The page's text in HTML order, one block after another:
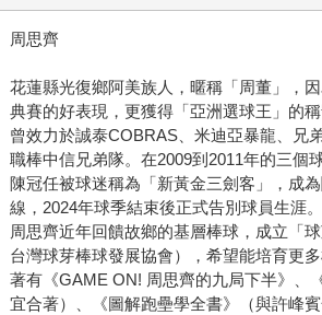
周思齊
花蓮縣光復鄉阿美族人，暱稱「周董」，
典賽的好表現，更獲得「亞洲選球王」的稱
曾效力於誠泰COBRAS、米迪亞暴龍、兄
職棒中信兄弟隊。在2009到2011年的三個
陳冠任被球迷稱為「新黃金三劍客」，成
線，2024年球季結束後正式告別球員生涯。
周思齊近年回饋故鄉的基層棒球，成立「
台灣球芽棒球發展協會），希望能培育更多
著有《GAME ON! 周思齊的九局下半》、
宜合著）、《圖解跑壘學全書》（與許峰